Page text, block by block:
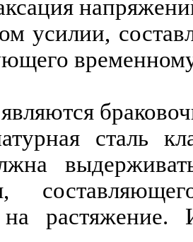
усилии,
сталь
растяжение.